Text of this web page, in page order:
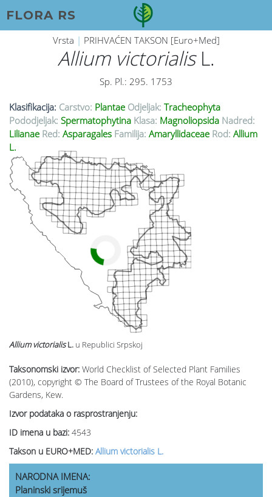
FLORA RS
Vrsta | PRIHVAĆEN TAKSON [Euro+Med]
Allium victorialisL.
Sp. Pl.: 295. 1753
Klasifikacija: Carstvo: Plantae Odjeljak: Tracheophyta
Pododjeljak: Spermatophytina Klasa: Magnoliopsida Nadred:
Lilianae Red: Asparagales Familija: Amaryllidaceae Rod: Allium
L.
Taksonomski izvor: World Checklist of Selected Plant Families
(2010), copyright © The Board of Trustees of the Royal Botanic
Gardens, Kew.
Izvor podataka o rasprostranjenju:
ID imena u bazi: 4543
Takson u EURO+MED: Allium victorialis L.
Allium victorialisL. u Republici Srpskoj
NARODNA IMENA:
Planinski srijemuš